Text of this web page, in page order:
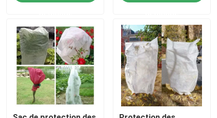
Rouleau jumbo non tissé
Nappe non-tissée
Tissu de nettoyage ménager